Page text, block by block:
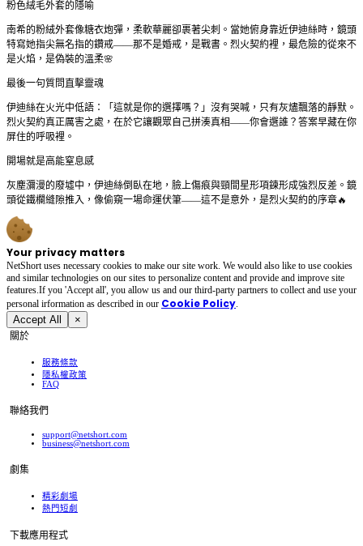
粉色絨毛外套的隱喻
南希的粉絨外套像糖衣炮彈，柔軟華麗卻裹著尖刺。當她俯身靠近伊迪絲時，鏡頭
特寫她指尖無名指的鑽戒——那不是婚戒，是戰書。烈火契約裡，最危險的從來不
是火焰，是偽裝的溫柔🌸
最後一句質問直擊靈魂
伊迪絲在火光中低語：「這就是你的選擇嗎？」沒有哭喊，只有灰燼飄落的靜默。
烈火契約真正厲害之處，在於它讓觀眾自己拼湊真相——你會選誰？答案早藏在你
屏住的呼吸裡。
開場就是高能窒息感
灰塵瀰漫的廢墟中，伊迪絲倒臥在地，臉上傷痕與頸間星形項鍊形成強烈反差。鏡
頭從鐵欄縫隙推入，像偷窺一場命運伏筆——這不是意外，是烈火契約的序章🔥
Your privacy matters
NetShort uses necessary cookies to make our site work. We would also like to use cookies
and similar technologies on our sites to personalize content and provide and improve site
features.If you 'Accept all', you allow us and our third-party partners to collect and use your
personal irformation as described in our Cookie Policy.
Accept All ×
關於
服務條款
隱私權政策
FAQ
聯絡我們
support@netshort.com
business@netshort.com
劇集
精彩劇場
熱門短劇
下載應用程式